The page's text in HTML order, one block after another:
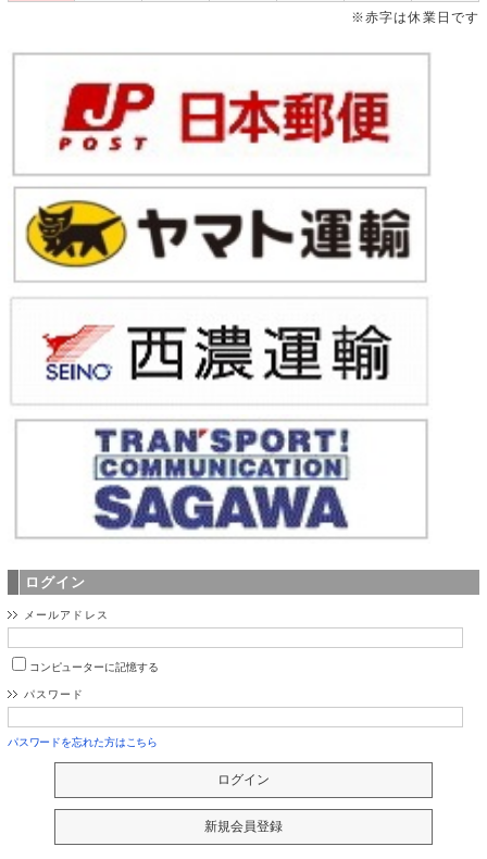
※赤字は休業日です
ログイン
メールアドレス
コンピューターに記憶する
パスワード
パスワードを忘れた方はこちら